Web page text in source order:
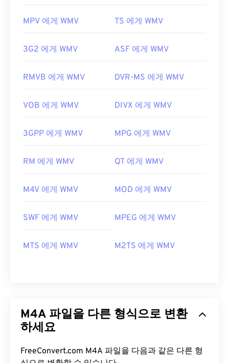
MPV 에게 WMV TS 에게 WMV
3G2 에게 WMV ASF 에게 WMV
RMVB 에게 WMV DVR-MS 에게 WMV
VOB 에게 WMV DIVX 에게 WMV
3GPP 에게 WMV MPG 에게 WMV
RM 에게 WMV QT 에게 WMV
M4V 에게 WMV MOD 에게 WMV
SWF 에게 WMV MPEG 에게 WMV
MTS 에게 WMV M2TS 에게 WMV
M4A 파일을 다른 형식으로 변환
하세요
FreeConvert.com M4A 파일을 다음과 같은 다른 형